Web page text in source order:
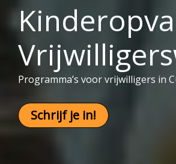
Programma’s voor vrijwilligers in
Schrijf je in!